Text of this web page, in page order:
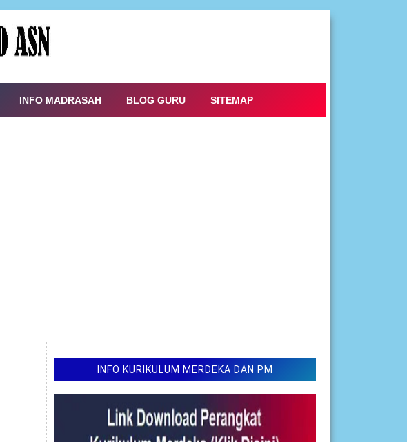
INFO MADRASAH BLOG GURU SITEMAP
INFO KURIKULUM MERDEKA DAN PM